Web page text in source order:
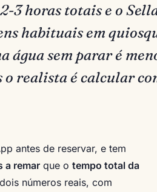
3 horas totais e o
habituais em
água sem parar é
o realista é calcular
antes de reservar, e tem
a remar que otempo total da
números reais, com